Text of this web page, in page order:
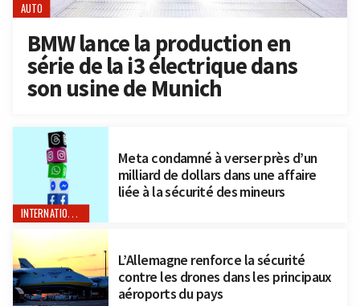
AUTO
BMW lance la production en
série de la i3 électrique dans
son usine de Munich
INTERNATIONAL
Meta condamné à verser près d’un
milliard de dollars dans une affaire
liée à la sécurité des mineurs
L’Allemagne renforce la sécurité
contre les drones dans les principaux
aéroports du pays